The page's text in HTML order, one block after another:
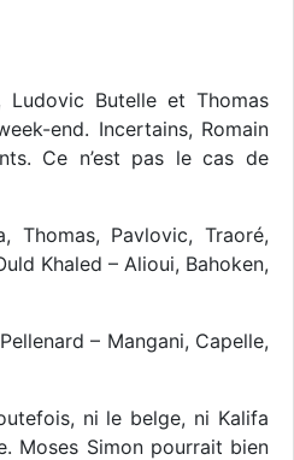
Ludovic Butelle et Thomas
end. Incertains, Romain
Ce n’est pas le cas de
Thomas, Pavlovic, Traoré,
Khaled – Alioui, Bahoken,
– Mangani, Capelle,
ni le belge, ni Kalifa
Moses Simon pourrait bien